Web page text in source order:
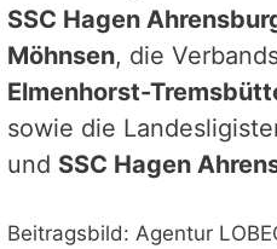
SSC Hagen
Möhnsen, die
Elmenhorst-
sowie die
und SSC Hagen
Beitragsbild: Agentur